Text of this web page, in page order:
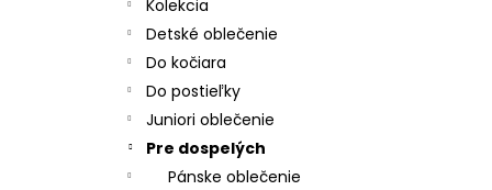
Kolekcia
Detské oblečenie
Do kočiara
Do postieľky
Juniori oblečenie
Pre dospelých
Pánske oblečenie
€54,58